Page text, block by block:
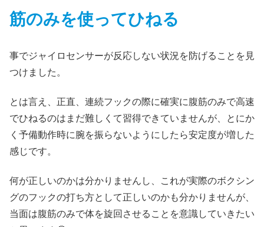
筋のみを使ってひねる
事でジャイロセンサーが反応しない状況を防げることを見
つけました。
とは言え、正直、連続フックの際に確実に腹筋のみで高速
でひねるのはまだ難しくて習得できていませんが、とにか
く予備動作時に腕を振らないようにしたら安定度が増した
感じです。
何が正しいのかは分かりませんし、これが実際のボクシン
グのフックの打ち方として正しいのかも分かりませんが、
当面は腹筋のみで体を旋回させることを意識していきたい